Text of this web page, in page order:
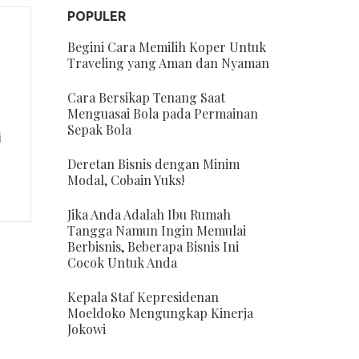
POPULER
Begini Cara Memilih Koper Untuk
Traveling yang Aman dan Nyaman
Cara Bersikap Tenang Saat
Menguasai Bola pada Permainan
Sepak Bola
Deretan Bisnis dengan Minim
Modal, Cobain Yuks!
Jika Anda Adalah Ibu Rumah
Tangga Namun Ingin Memulai
Berbisnis, Beberapa Bisnis Ini
Cocok Untuk Anda
Kepala Staf Kepresidenan
Moeldoko Mengungkap Kinerja
Jokowi